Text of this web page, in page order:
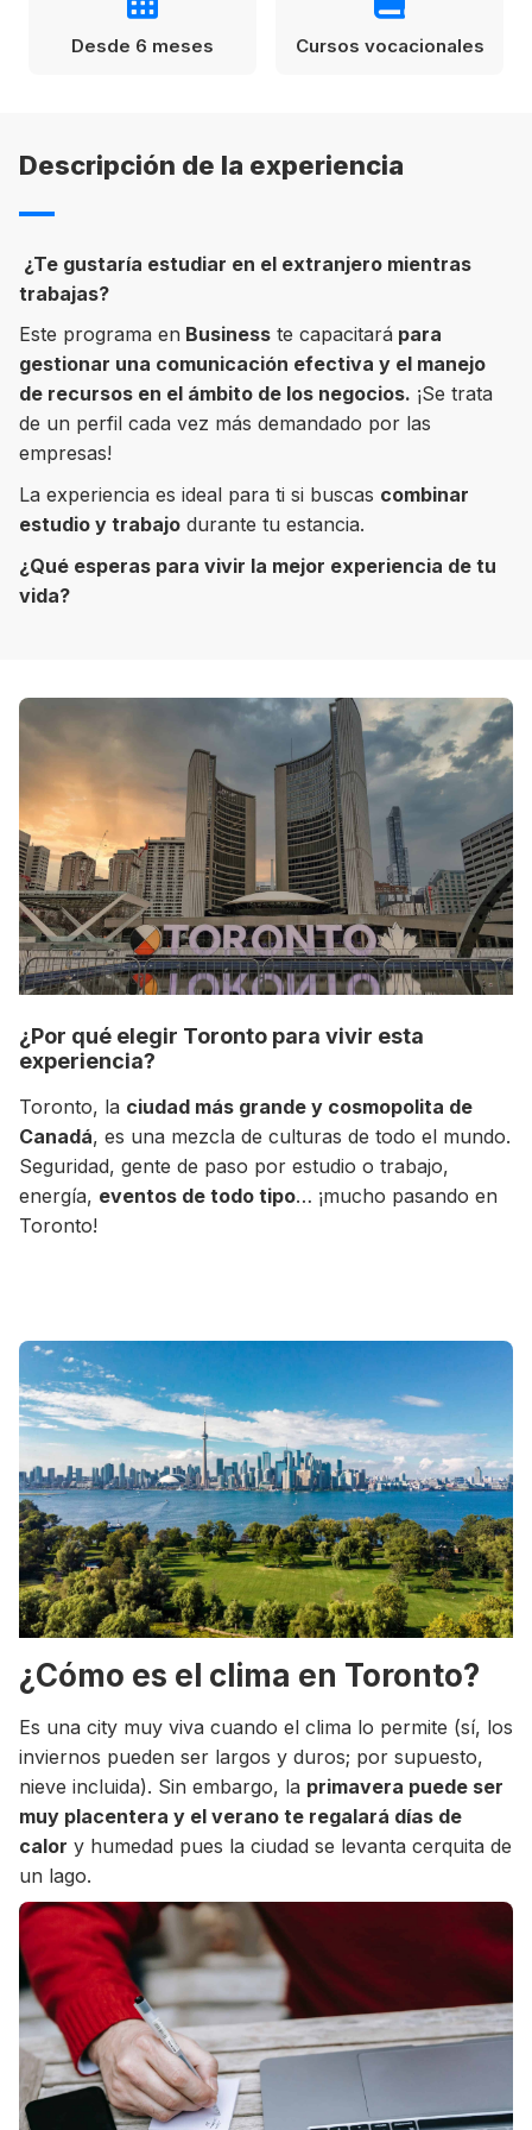
estudiantes y trabajadores cualificados
vacunados contra el Covid-19
Agustina Fontirroig 23/11/2021
América
Canadá
Ecuador
VER TODOS LOS PAÍSES
Estudia un Bachelor de IT en Cork
Estudia Business en Auckland
Estudia Desarrollo Web en Toronto
+30 Summer English for Professionals en
Melbourne
Desde 6 meses Cursos vocacionales
Descripción de la experiencia
¿Te gustaría estudiar en el extranjero mientras
trabajas?
Este programa en Business te capacitará para
gestionar una comunicación efectiva y el manejo
de recursos en el ámbito de los negocios. ¡Se trata
de un perfil cada vez más demandado por las
empresas!
La experiencia es ideal para ti si buscas combinar
estudio y trabajo durante tu estancia.
¿Qué esperas para vivir la mejor experiencia de tu
vida?
¿Por qué elegir Toronto para vivir esta
experiencia?
Toronto, la ciudad más grande y cosmopolita de
Canadá, es una mezcla de culturas de todo el mundo.
Seguridad, gente de paso por estudio o trabajo,
energía, eventos de todo tipo… ¡mucho pasando en
Toronto!
¿Cómo es el clima en Toronto?
Es una city muy viva cuando el clima lo permite (sí, los
inviernos pueden ser largos y duros; por supuesto,
nieve incluida). Sin embargo, la primavera puede ser
muy placentera y el verano te regalará días de
calor y humedad pues la ciudad se levanta cerquita de
un lago.